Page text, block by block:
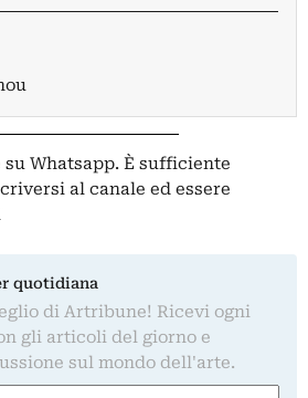
Whatsapp. È sufficiente
al canale ed essere
quotidiana
di Artribune! Ricevi ogni
gli articoli del giorno e
sul mondo dell'arte.